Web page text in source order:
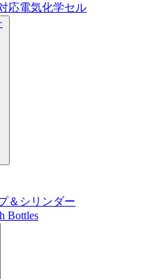
応電気化学セル
＆シリンダー
Bottles